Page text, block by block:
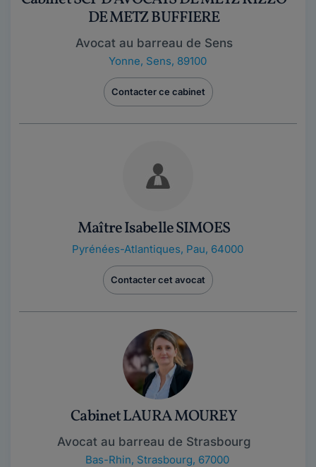
DE METZ BUFFIERE
Avocat au barreau de Sens
Yonne, Sens, 89100
Contacter ce cabinet
Maître Isabelle SIMOES
Pyrénées-Atlantiques, Pau, 64000
Contacter cet avocat
Cabinet LAURA MOUREY
Avocat au barreau de Strasbourg
Bas-Rhin, Strasbourg, 67000